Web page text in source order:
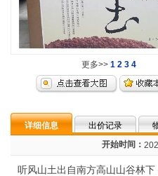
更多>> 1 2 3 4
详细信息 出价记录
开始时间：
听风山土出自南方高山山谷林